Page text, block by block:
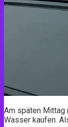
Am späten Mittag
Wasser kaufen.